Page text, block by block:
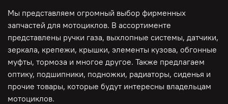
Мы представляем огромный выбор фирменных
запчастей для мотоциклов. В ассортименте
представлены ручки газа, выхлопные системы, датчики,
зеркала, крепежи, крышки, элементы кузова, обгонные
муфты, тормоза и многое другое. Также предлагаем
оптику, подшипники, подножки, радиаторы, сиденья и
прочие товары, которые будут интересны владельцам
мотоциклов.